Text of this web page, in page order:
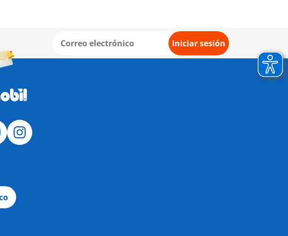
Iniciar sesión